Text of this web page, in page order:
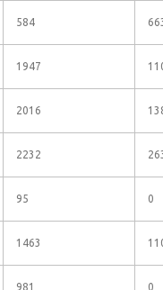
584
1947
2016
2232
95 0
1463
981 0